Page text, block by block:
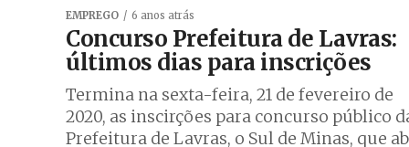
EMPREGO 6 anos atrás
Concurso Prefeitura de Lavras:
últimos dias para inscrições
Termina na sexta-feira, 21 de fevereiro de
2020, as inscirções para concurso público
Prefeitura de Lavras, o Sul de Minas, que